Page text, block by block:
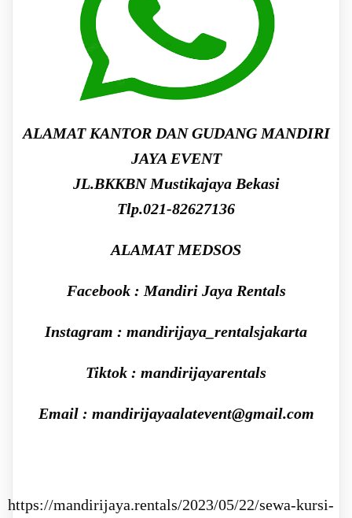
ALAMAT KANTOR DAN GUDANG MANDIRI
JAYA EVENT
JL.BKKBN Mustikajaya Bekasi
Tlp.021-82627136
ALAMAT MEDSOS
Facebook : Mandiri Jaya Rentals
Instagram : mandirijaya_rentalsjakarta
Tiktok : mandirijayarentals
Email : mandirijayaalatevent@gmail.com
https://mandirijaya.rentals/2023/05/22/sewa-kursi-